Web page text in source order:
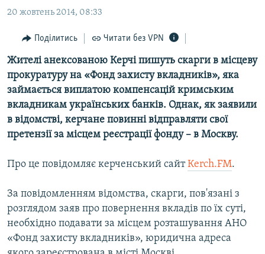
основної
Перейти
пошуку
БЛОГИ
ПОГЛЯД
ІНТЕРВ'Ю
ВСЕ ЗА ДЕНЬ
СПЕЦПРОЕКТИ
ДЕПОРТАЦІЯ
СВІДЧЕННЯ ОКУПАЦІЇ
УКРАЇНСЬКА ПРОБЛЕМА КРИМУ
ІНФОГРАФІКА
ЯК ОБІЙТИ БЛОКУВАННЯ
ДОЛУЧАЙСЯ!
20 жовтень 2014, 08:33
Поділитись Читати без VPN
Жителі анексованою Керчі пишуть скарги в місцеву
прокуратуру на «Фонд захисту вкладників», яка
займається виплатою компенсацій кримським
вкладникам українських банків. Однак, як заявили
в відомстві, керчане повинні відправляти свої
претензії за місцем реєстрації фонду – в Москву.
Про це повідомляє керченський сайтКerch.FM.
За повідомленням відомства, скарги, пов'язані з
розглядом заяв про повернення вкладів по їх суті,
необхідно подавати за місцем розташування АНО
«Фонд захисту вкладників», юридична адреса